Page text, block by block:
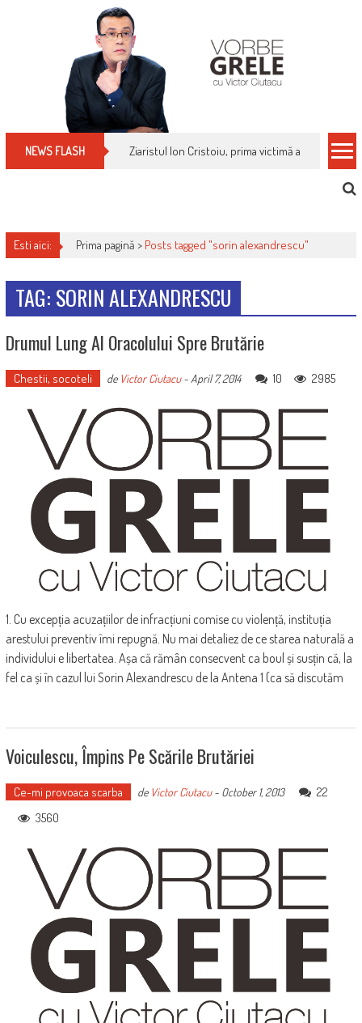
NEWS FLASH Ziaristul Ion Cristoiu, prima victimă a noi
Esti aici: Prima pagină > Posts tagged "sorin alexandrescu"
TAG: SORIN ALEXANDRESCU
Drumul Lung Al Oracolului Spre Brutărie
Chestii, socoteli de Victor Ciutacu-April 7, 2014 10 2985
1. Cu excepția acuzațiilor de infracțiuni comise cu violență, instituția
arestului preventiv îmi repugnă. Nu mai detaliez de ce starea naturală a
individului e libertatea. Așa că rămân consecvent ca boul și susțin că, la
fel ca și în cazul lui Sorin Alexandrescu de la Antena 1 (ca să discutăm
Voiculescu, Împins Pe Scările Brutăriei
Ce-mi provoaca scarba de Victor Ciutacu- October 1, 2013
22
3560